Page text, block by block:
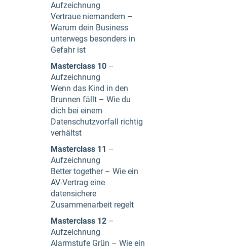
Aufzeichnung
Vertraue niemandem –
Warum dein Business
unterwegs besonders in
Gefahr ist
Masterclass 10 –
Aufzeichnung
Wenn das Kind in den
Brunnen fällt – Wie du
dich bei einem
Datenschutzvorfall richtig
verhältst
Masterclass 11 –
Aufzeichnung
Better together – Wie ein
AV-Vertrag eine
datensichere
Zusammenarbeit regelt
Masterclass 12 –
Aufzeichnung
Alarmstufe Grün – Wie ein